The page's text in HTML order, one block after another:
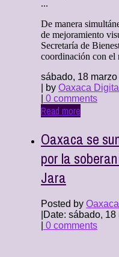
...
De manera
de mejoramiento
Secretaría de
coordinación con el
sábado, 18
| by Oaxaca Digital
0 comments
Read more
Oaxaca se
por la
Jara
Posted by
Date: sábado,
0 comments